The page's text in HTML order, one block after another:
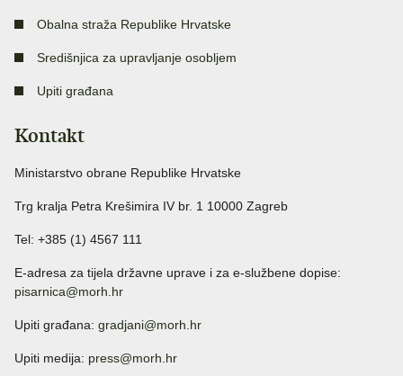
Obalna straža Republike Hrvatske
Središnjica za upravljanje osobljem
Upiti građana
Kontakt
Ministarstvo obrane Republike Hrvatske
Trg kralja Petra Krešimira IV br. 1 10000 Zagreb
Tel: +385 (1) 4567 111
E-adresa za tijela državne uprave i za e-službene dopise:
pisarnica@morh.hr
Upiti građana: gradjani@morh.hr
Upiti medija: press@morh.hr